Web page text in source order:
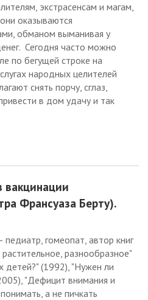
экстрасенсам и магам,
оказываются
обманом выманивая у
Сегодня часто можно
по бегущей строке на
народных целителей
снять порчу, сглаз,
в дом удачу и так
вакцинации
Франсуаза Берту).
гомеопат, автор книг
разнообразное"
детей?" (1992), "Нужен ли
"Дефицит внимания и
а не пичкать